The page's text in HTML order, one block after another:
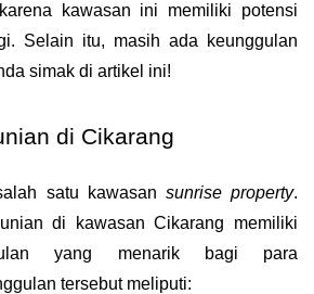
kawasan ini memiliki potensi
Selain itu, masih ada keunggulan
simak di artikel ini!
di Cikarang
satu kawasan sunrise property.
di kawasan Cikarang memiliki
yang menarik bagi para
tersebut meliputi: